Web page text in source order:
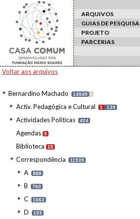
ARQUIVOS
GUIAS DE PESQUISA
PROJETO
PARCERIAS
Voltar aos arquivos
Bernardino Machado 14549 I
Activ. Pedagógica e Cultural 1 139
Actividades Políticas 424
Agendas 5
Biblioteca 15
Correspondência 11939
A 888
B 760
C 1663
D 193